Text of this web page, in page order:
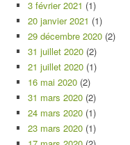
3 février 2021 (1)
20 janvier 2021 (1)
29 décembre 2020 (2)
31 juillet 2020 (2)
21 juillet 2020 (1)
16 mai 2020 (2)
31 mars 2020 (2)
24 mars 2020 (1)
23 mars 2020 (1)